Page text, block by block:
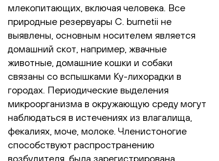
млекопитающих, включая человека. Все
природные резервуары C. burnetii не
выявлены, основным носителем является
домашний скот, например, жвачные
животные, домашние кошки и собаки
связаны со вспышками Ку-лихорадки в
городах. Периодические выделения
микроорганизма в окружающую среду могут
наблюдаться в истечениях из влагалища,
фекалиях, моче, молоке. Членистоногие
способствуют распространению
возбудителя, была зарегистрирована